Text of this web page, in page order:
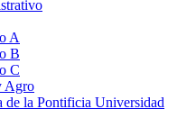
A
B
C
Agro
de la Pontificia Universidad